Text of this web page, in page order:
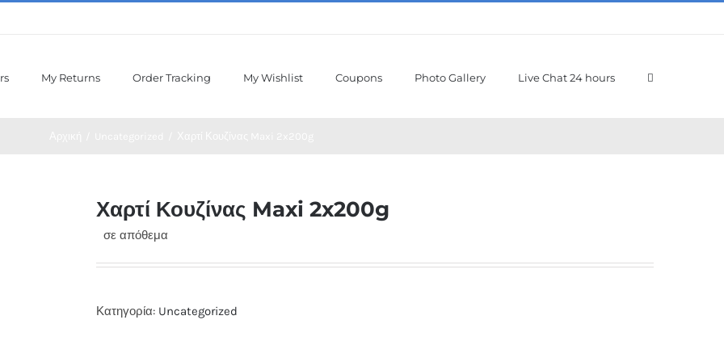
My Returns Order Tracking My Wishlist Coupons Photo Gallery Live Chat 24 hours
Χαρτί Κουζίνας Maxi 2x200g
σε απόθεμα
Κατηγορία: Uncategorized